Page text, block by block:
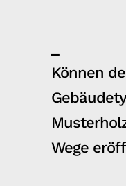
Können
Wege